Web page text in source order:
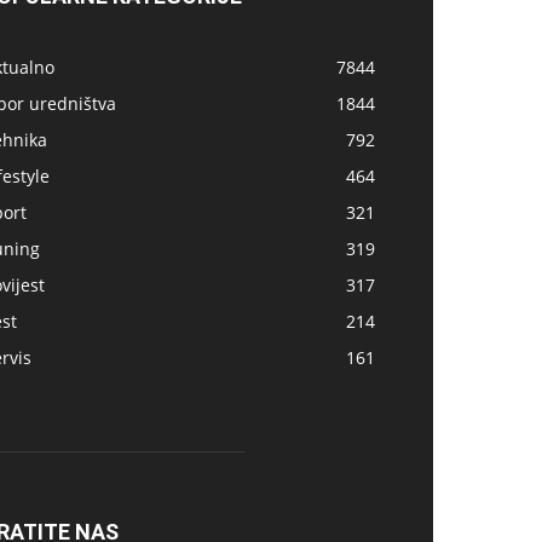
7844
uredništva
1844
792
464
321
319
317
214
161
NAS